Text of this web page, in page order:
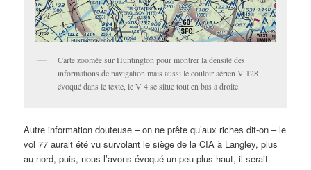
Carte zoomée sur Huntington pour montrer la densité des
informations de navigation mais aussi le couloir aérien V 128
évoqué dans le texte, le V 4 se situe tout en bas à droite.
Autre information douteuse – on ne prête qu’aux riches dit-on – le
vol 77 aurait été vu survolant le siège de la CIA à Langley, plus
au nord, puis, nous l’avons évoqué un peu plus haut, il serait